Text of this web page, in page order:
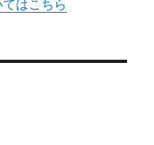
はこちら